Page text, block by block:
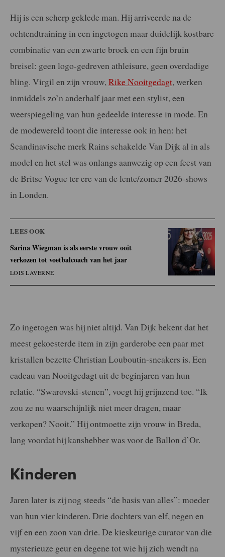
Hij is een scherp geklede man. Hij arriveerde na de
ochtendtraining in een ingetogen maar duidelijk kostbare
combinatie van een zwarte broek en een fijn bruin
breisel: geen logo-gedreven athleisure, geen overdadige
bling. Virgil en zijn vrouw, Rike Nooitgedagt, werken
inmiddels zo’n anderhalf jaar met een stylist, een
weerspiegeling van hun gedeelde interesse in mode. En
de modewereld toont die interesse ook in hen: het
Scandinavische merk Rains schakelde Van Dijk al in als
model en het stel was onlangs aanwezig op een feest van
de Britse Vogue ter ere van de lente/zomer 2026-shows
in Londen.
LEES OOK
Sarina Wiegman is als eerste vrouw ooit
verkozen tot voetbalcoach van het jaar
LOIS LAVERNE
Zo ingetogen was hij niet altijd. Van Dijk bekent dat het
meest gekoesterde item in zijn garderobe een paar met
kristallen bezette Christian Louboutin-sneakers is. Een
cadeau van Nooitgedagt uit de beginjaren van hun
relatie. “Swarovski-stenen”, voegt hij grijnzend toe. “Ik
zou ze nu waarschijnlijk niet meer dragen, maar
verkopen? Nooit.” Hij ontmoette zijn vrouw in Breda,
lang voordat hij kanshebber was voor de Ballon d’Or.
Kinderen
Jaren later is zij nog steeds “de basis van alles”: moeder
van hun vier kinderen. Drie dochters van elf, negen en
vijf en een zoon van drie. De kieskeurige curator van die
mysterieuze geur en degene tot wie hij zich wendt na